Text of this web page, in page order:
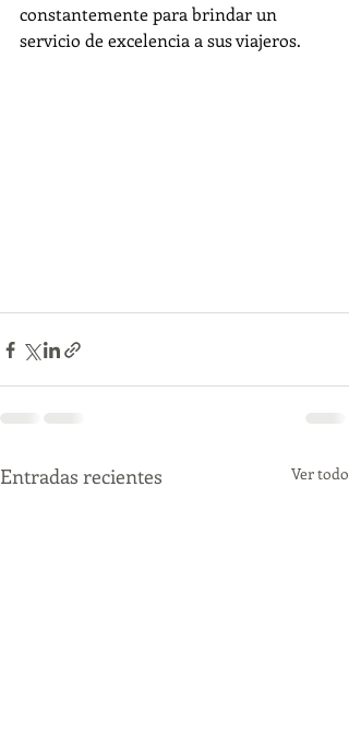
constantemente para brindar un
servicio de excelencia a sus viajeros.
Entradas recientes Ver todo